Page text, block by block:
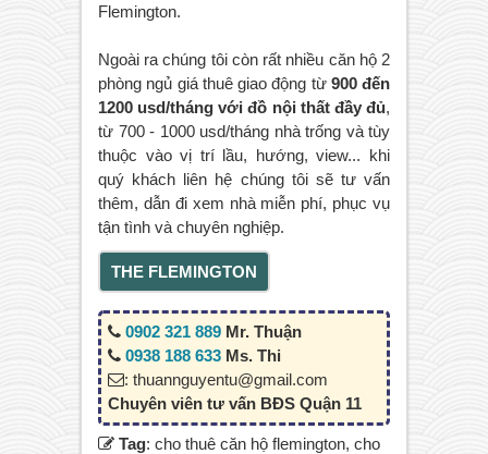
Flemington.
Ngoài ra chúng tôi còn rất nhiều căn hộ 2
phòng ngủ giá thuê giao động từ 900 đến
1200 usd/tháng với đồ nội thất đầy đủ,
từ 700 - 1000 usd/tháng nhà trống và tùy
thuộc vào vị trí lầu, hướng, view... khi
quý khách liên hệ chúng tôi sẽ tư vấn
thêm, dẫn đi xem nhà miễn phí, phục vụ
tận tình và chuyên nghiệp.
THE FLEMINGTON
0902 321 889 Mr. Thuận
0938 188 633 Ms. Thi
: thuannguyentu@gmail.com
Chuyên viên tư vấn BĐS Quận 11
Tag: cho thuê căn hộ flemington, cho